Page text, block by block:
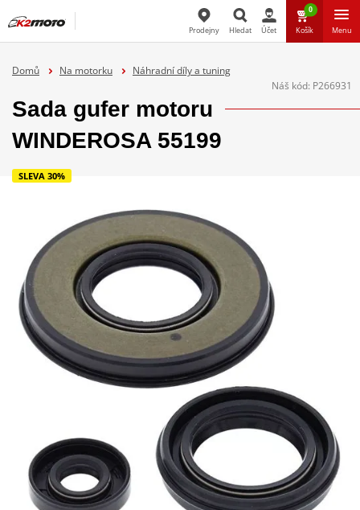
Prodejny Hledat Účet
0
Košík Menu
Domů Na motorku
Náhradní díly a tuning
Náš kód: P266931
Sada gufer motoru
WINDEROSA 55199
SLEVA 30%